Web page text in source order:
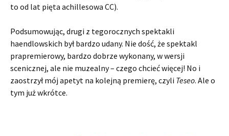
to od lat pięta achillesowa CC).
Podsumowując, drugi z tegorocznych spektakli
haendlowskich był bardzo udany. Nie dość, że spektakl
prapremierowy, bardzo dobrze wykonany, w wersji
scenicznej, ale nie muzealny – czego chcieć więcej! No i
zaostrzył mój apetyt na kolejną premierę, czyli Teseo. Ale o
tym już wkrótce.